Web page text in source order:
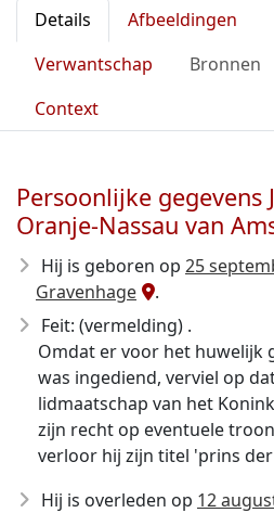
Details Afbeeldingen
Verwantschap
Bronnen
Context
Persoonlijke gegevens
Oranje-Nassau van
Hij is geboren op 25
Gravenhage
.
Feit: (vermelding) .
Omdat er voor het huwelijk
was ingediend, verviel op
lidmaatschap van het
zijn recht op eventuele
verloor hij zijn titel 'prins
Hij is overleden op 12